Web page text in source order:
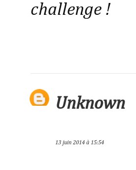
challenge !
Unknown
13 juin 2014 à 15:54